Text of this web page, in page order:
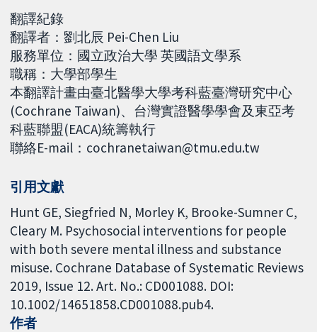
翻譯紀錄
翻譯者：劉北辰 Pei-Chen Liu
服務單位：國立政治大學 英國語文學系
職稱：大學部學生
本翻譯計畫由臺北醫學大學考科藍臺灣研究中心
(Cochrane Taiwan)、台灣實證醫學學會及東亞考
科藍聯盟(EACA)統籌執行
聯絡E-mail：cochranetaiwan@tmu.edu.tw
引用文獻
Hunt GE, Siegfried N, Morley K, Brooke-Sumner C,
Cleary M. Psychosocial interventions for people
with both severe mental illness and substance
misuse. Cochrane Database of Systematic Reviews
2019, Issue 12. Art. No.: CD001088. DOI:
10.1002/14651858.CD001088.pub4.
作者